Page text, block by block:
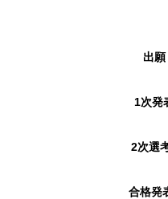
出
1次発
2次選
合格発